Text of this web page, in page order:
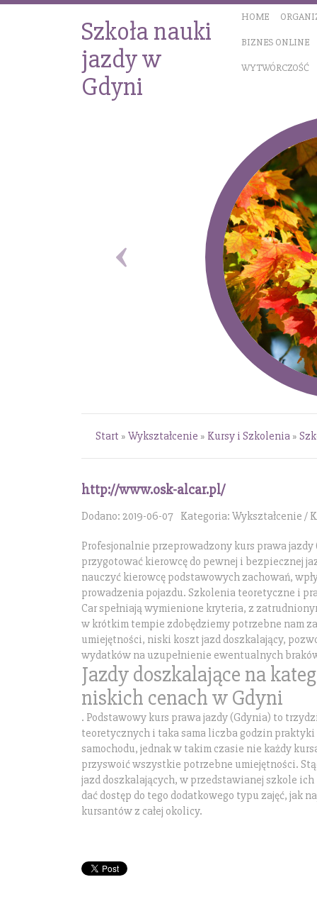
HOME
BIZNES ONLINE
WYTWÓRCZOŚĆ
Szkoła nauki
jazdy w
Gdyni
Start » Wykształcenie » Kursy i Szkolenia »
http://www.osk-alcar.pl/
Dodano: 2019-06-07 Kategoria: Wykształcenie /
Profesjonalnie przeprowadzony kurs prawa jazdy
przygotować kierowcę do pewnej i bezpiecznej
nauczyć kierowcę podstawowych zachowań,
prowadzenia pojazdu. Szkolenia teoretyczne i
Car spełniają wymienione kryteria, z
w krótkim tempie zdobędziemy potrzebne nam
umiejętności, niski koszt jazd doszkalający,
wydatków na uzupełnienie ewentualnych
Jazdy doszkalające na
niskich cenach w Gdyni
. Podstawowy kurs prawa jazdy (Gdynia) to
teoretycznych i taka sama liczba godzin
samochodu, jednak w takim czasie nie każdy
przyswoić wszystkie potrzebne umiejętności.
jazd doszkalających, w przedstawianej szkole
dać dostęp do tego dodatkowego typu zajęć, jak
kursantów z całej okolicy.